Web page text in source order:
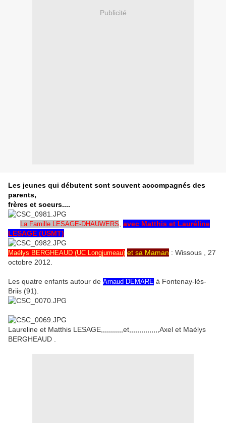
Publicité
Les jeunes qui débutent sont souvent accompagnés des
parents,
frères et soeurs....
La Famille LESAGE-DHAUWERS avec Matthis et Lauréline
LESAGE (USMT)
Maélys BERGHEAUD (UC Longjumeau) et sa Maman : Wissous , 27
octobre 2012.
Les quatre enfants autour de Arnaud DEMARE à Fontenay-lès-
Briis (91).
Laureline et Matthis LESAGE,,,,,,,,,,,et,,,,,,,,,,,,,,,Axel et Maélys
BERGHEAUD .